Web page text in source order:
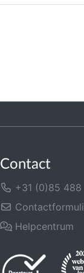
Contact
+31 (0)85 488
Helpcentrum